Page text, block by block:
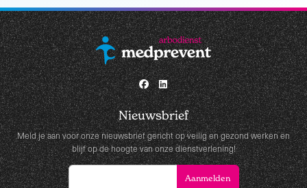
Nieuwsbrief
Meld je aan voor onze nieuwsbrief gericht op veilig en gezond werken en
blijf op de hoogte van onze dienstverlening!